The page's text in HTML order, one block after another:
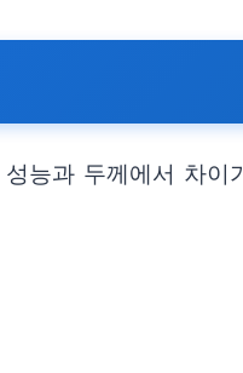
능과 두께에서 차이